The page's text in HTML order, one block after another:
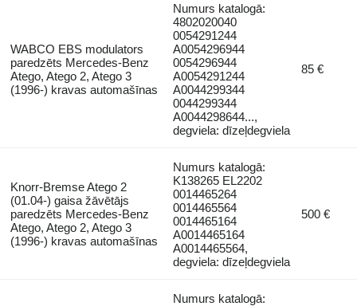
WABCO EBS modulators
paredzēts Mercedes-Benz
Atego, Atego 2, Atego 3
(1996-) kravas automašīnas
Numurs katalogā:
4802020040
0054291244
A0054296944
0054296944
A0054291244
A0044299344
0044299344
A0044298644...,
degviela: dīzeļdegviela
85 €
Knorr-Bremse Atego 2
(01.04-) gaisa žāvētājs
paredzēts Mercedes-Benz
Atego, Atego 2, Atego 3
(1996-) kravas automašīnas
Numurs katalogā:
K138265 EL2202
0014465264
0014465564
0014465164
A0014465164
A0014465564,
degviela: dīzeļdegviela
500 €
Numurs katalogā: